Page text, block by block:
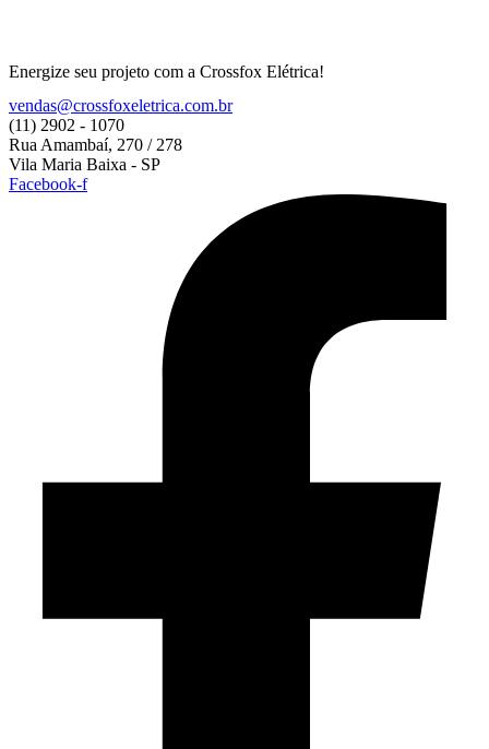
Energize seu projeto com a Crossfox Elétrica!
vendas@crossfoxeletrica.com.br
(11) 2902 - 1070
Rua Amambaí, 270 / 278
Vila Maria Baixa - SP
Facebook-f